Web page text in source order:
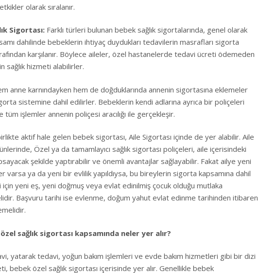
olarak sıralanır.
Sigortası: Farklı türleri bulunan bebek sağlık sigortalarında, genel olarak
dahilinde bebeklerin ihtiyaç duydukları tedavilerin masrafları sigorta
karşılanır. Böylece aileler, özel hastanelerde tedavi ücreti ödemeden
sağlık hizmeti alabilirler.
anne karnındayken hem de doğduklarında annenin sigortasına eklemeler
sistemine dahil edilirler. Bebeklerin kendi adlarına ayrıca bir poliçeleri
tüm işlemler annenin poliçesi aracılığı ile gerçekleşir.
aktif hale gelen bebek sigortası, Aile Sigortası içinde de yer alabilir. Aile
Özel ya da tamamlayıcı sağlık sigortası poliçeleri, aile içerisindeki
şekilde yaptırabilir ve önemli avantajlar sağlayabilir. Fakat ailye yeni
varsa ya da yeni bir evlilik yapıldıysa, bu bireylerin sigorta kapsamına dahil
yeni eş, yeni doğmuş veya evlat edinilmiş çocuk olduğu mutlaka
Başvuru tarihi ise evlenme, doğum yahut evlat edinme tarihinden itibaren
sağlık sigortası kapsamında neler yer alır?
yatarak tedavi, yoğun bakım işlemleri ve evde bakım hizmetleri gibi bir dizi
bebek özel sağlık sigortası içerisinde yer alır. Genellikle bebek